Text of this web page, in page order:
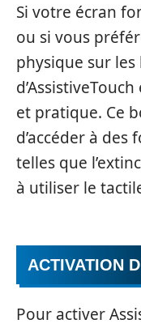
Si votre écran
ou si vous
physique sur
et pratique. Ce
d’accéder à
telles que
à utiliser le
ACTIVATION
Pour activer